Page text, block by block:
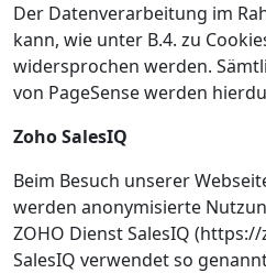
Der Datenverarbeitung im
kann, wie unter B.4. zu
widersprochen werden.
von PageSense werden
Zoho SalesIQ
Beim Besuch unserer
werden anonymisierte
ZOHO Dienst SalesIQ
SalesIQ verwendet so